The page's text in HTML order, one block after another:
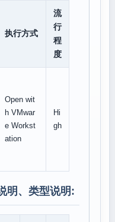
执行方式
流
行
程
度
Open wit
h VMwar
e Workst
ation
Hi
gh
明、类型说明: